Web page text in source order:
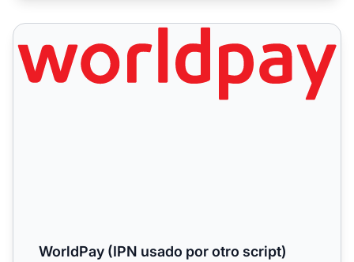
WorldPay (IPN usado por otro script)
WorldPay (IPN usado por otro script)